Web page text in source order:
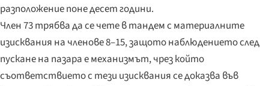
разположение поне десет години.
Член 73 трябва да се чете в тандем с материалните
изисквания на членове 8–15, защото наблюдението след
пускане на пазара е механизмът, чрез който
съответствието с тези изисквания се доказва във